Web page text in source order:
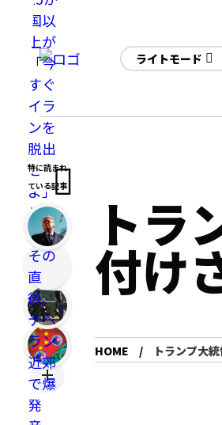
ライトモード
トラ
付け
HOME トランプ大
特に読まれ
ている記事